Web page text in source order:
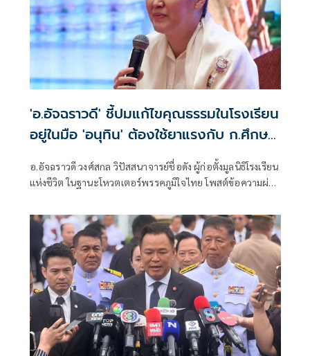
'อ.อัจฉราวดี' ชี้ปมแก้ไขคุณธรรมในโรงเรียน
อยู่ในมือ 'อนุทิน' ต้องใช้ยาแรงกับ ก.ศึกษา
อ.อัจฉราวดี วงศ์สกล วิปัสสนาจารย์ชื่อดัง ผู้ก่อตั้งมูลนิธิโรงเรียน
แห่งชีวิต ในฐานะโหวตเตอร์พรรคภูมิใจไทย โพสต์ข้อความผ่าน
การแก้ไขคุณธรรมในโรงเรีบน ต้องอยู่ในมือของนายกอนุทิน